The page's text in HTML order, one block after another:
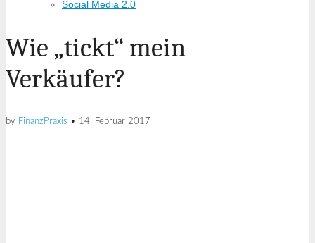
Social Media 2.0
Wie „tickt“ mein
Verkäufer?
by FinanzPraxis • 14. Februar 2017